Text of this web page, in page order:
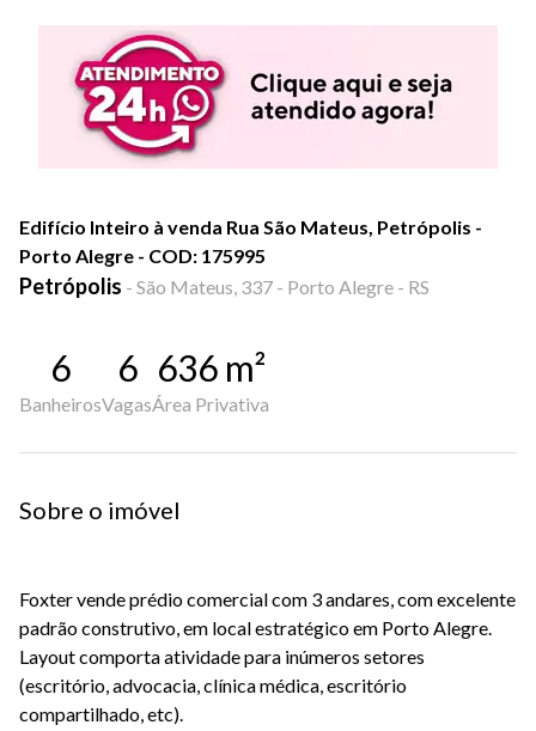
Edifício Inteiro à venda Rua São Mateus, Petrópolis -
Porto Alegre - COD: 175995
Petrópolis - São Mateus, 337 - Porto Alegre - RS
6
Banheiros
6
Vagas
636 m²
Área Privativa
Sobre o imóvel
Foxter vende prédio comercial com 3 andares, com excelente
padrão construtivo, em local estratégico em Porto Alegre.
Layout comporta atividade para inúmeros setores
(escritório, advocacia, clínica médica, escritório
compartilhado, etc).